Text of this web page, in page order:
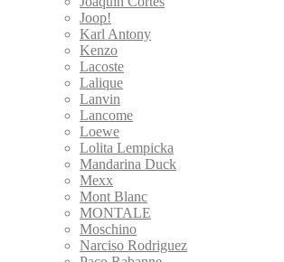
Joop!
Karl Antony
Kenzo
Lacoste
Lalique
Lanvin
Lancome
Loewe
Lolita Lempicka
Mandarina Duck
Mexx
Mont Blanc
MONTALE
Moschino
Narciso Rodriguez